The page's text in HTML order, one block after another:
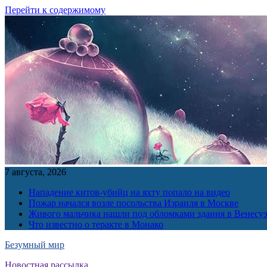
Перейти к содержимому
7 августа, 2026
Нападение китов-убийц на яхту попало на видео
Пожар начался возле посольства Израиля в Москве
Живого мальчика нашли под обломками здания в
Что известно о теракте в Монако
Безумный мир
Новостная рассылка